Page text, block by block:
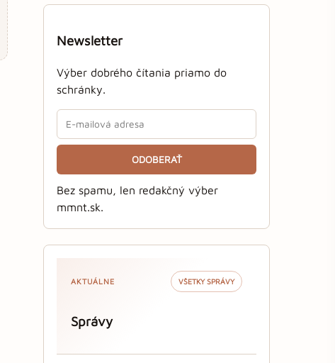
Newsletter
Výber dobrého čítania priamo do
schránky.
ODOBERAŤ
Bez spamu, len redakčný výber
mmnt.sk.
AKTUÁLNE VŠETKY SPRÁVY
Správy